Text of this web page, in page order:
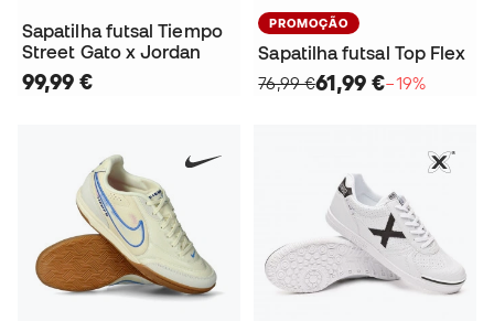
Sapatilha futsal Tiempo
Street Gato x Jordan
99,99 €
PROMOÇÃO
Sapatilha futsal Top Flex
76,99 €61,99 €−19%